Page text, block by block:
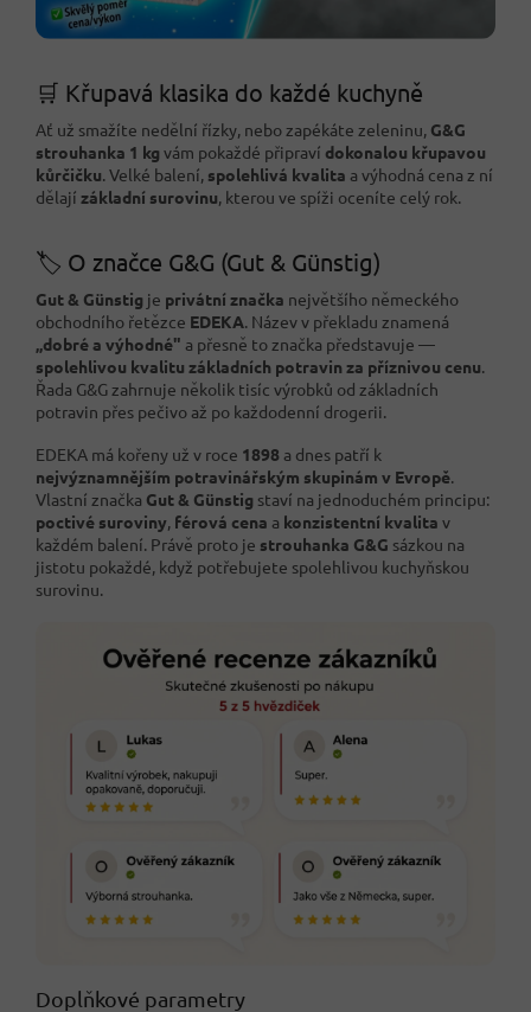
🛒 Křupavá klasika do každé kuchyně
Ať už smažíte nedělní řízky, nebo zapékáte zeleninu, G&G
strouhanka 1 kg vám pokaždé připraví dokonalou křupavou
kůrčičku. Velké balení, spolehlivá kvalita a výhodná cena z ní
dělají základní surovinu, kterou ve spíži oceníte celý rok.
🏷️ O značce G&G (Gut & Günstig)
Gut & Günstig je privátní značka největšího německého
obchodního řetězce EDEKA. Název v překladu znamená
„dobré a výhodné" a přesně to značka představuje —
spolehlivou kvalitu základních potravin za příznivou cenu.
Řada G&G zahrnuje několik tisíc výrobků od základních
potravin přes pečivo až po každodenní drogerii.
EDEKA má kořeny už v roce 1898 a dnes patří k
nejvýznamnějším potravinářským skupinám v Evropě.
Vlastní značka Gut & Günstig staví na jednoduchém principu:
poctivé suroviny, férová cena a konzistentní kvalita v
každém balení. Právě proto je strouhanka G&G sázkou na
jistotu pokaždé, když potřebujete spolehlivou kuchyňskou
surovinu.
Doplňkové parametry